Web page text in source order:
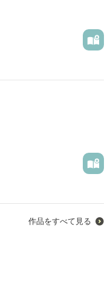
作品をすべて見る